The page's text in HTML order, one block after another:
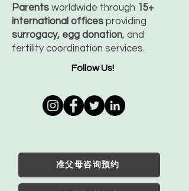
Parents worldwide through 15+
international offices providing
surrogacy, egg donation, and
fertility coordination services.
Follow Us!
准父母咨询预约